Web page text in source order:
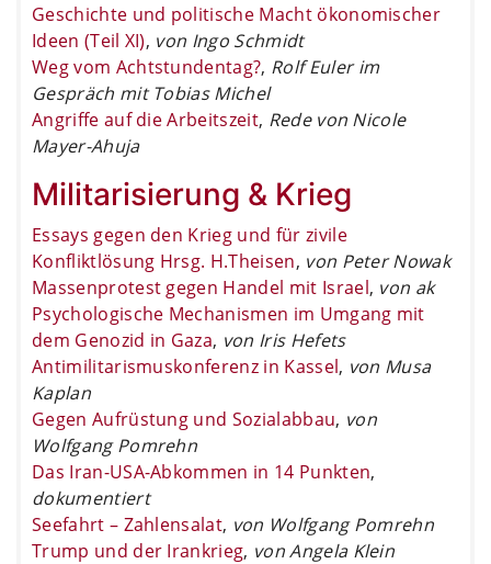
Geschichte und politische Macht ökonomischer
Ideen (Teil XI), von Ingo Schmidt
Weg vom Achtstundentag?, Rolf Euler im
Gespräch mit Tobias Michel
Angriffe auf die Arbeitszeit, Rede von Nicole
Mayer-Ahuja
Militarisierung & Krieg
Essays gegen den Krieg und für zivile
Konfliktlösung Hrsg. H.Theisen, von Peter Nowak
Massenprotest gegen Handel mit Israel, von ak
Psychologische Mechanismen im Umgang mit
dem Genozid in Gaza, von Iris Hefets
Antimilitarismuskonferenz in Kassel, von Musa
Kaplan
Gegen Aufrüstung und Sozialabbau, von
Wolfgang Pomrehn
Das Iran-USA-Abkommen in 14 Punkten,
dokumentiert
Seefahrt – Zahlensalat, von Wolfgang Pomrehn
Trump und der Irankrieg, von Angela Klein